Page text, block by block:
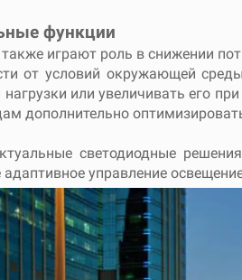
функции
также играют роль в снижении
от условий окружающей
или увеличивать его
дополнительно
светодиодные
управление